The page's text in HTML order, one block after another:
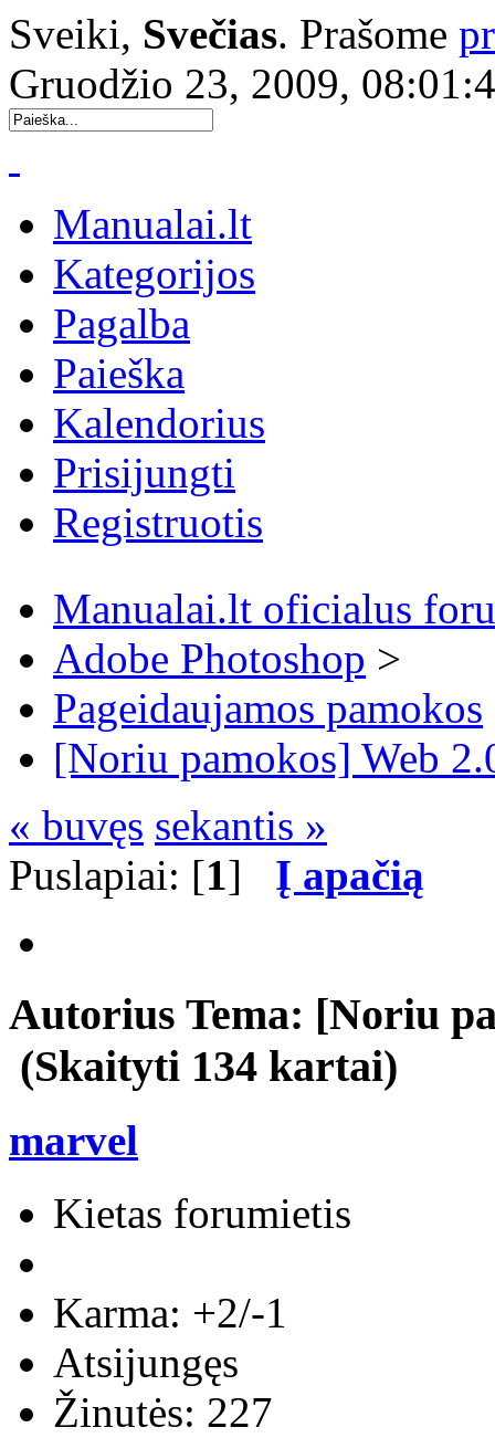
Sveiki, Svečias. Prašome
Gruodžio 23, 2009,
Manualai.lt
Kategorijos
Pagalba
Paieška
Kalendorius
Prisijungti
Registruotis
Manualai.lt oficialus
Adobe Photoshop >
Pageidaujamos pamokos
[Noriu pamokos] Web
« buvęs sekantis »
Puslapiai: [1] Į apačią
Autorius Tema: [Noriu
(Skaityti 134 kartai)
marvel
Kietas forumietis
Karma: +2/-1
Atsijungęs
Žinutės: 227